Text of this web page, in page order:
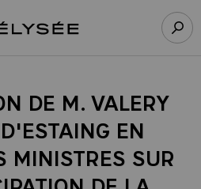
Retour à l’accueil Élysée
DE M. VALERY
EN
MINISTRES SUR